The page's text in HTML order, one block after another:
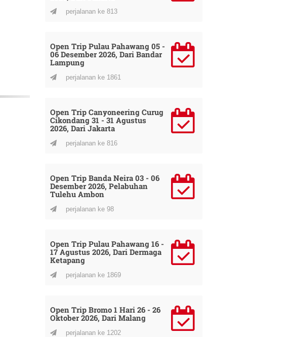
perjalanan ke 813
Open Trip Pulau Pahawang 05 -
06 Desember 2026, Dari Bandar
Lampung
perjalanan ke 1861
Open Trip Canyoneering Curug
Cikondang 31 - 31 Agustus
2026, Dari Jakarta
perjalanan ke 816
Open Trip Banda Neira 03 - 06
Desember 2026, Pelabuhan
Tulehu Ambon
perjalanan ke 98
Open Trip Pulau Pahawang 16 -
17 Agustus 2026, Dari Dermaga
Ketapang
perjalanan ke 1869
Open Trip Bromo 1 Hari 26 - 26
Oktober 2026, Dari Malang
perjalanan ke 1202